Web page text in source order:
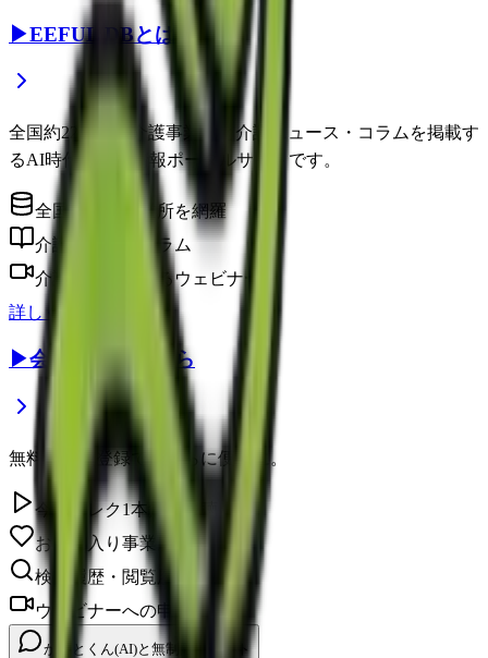
▶EEFUL DBとは？
全国約22万件の介護事業所と介護ニュース・コラムを掲載す
るAI時代の介護情報ポータルサイトです。
全国の介護事業所を網羅
介護に役立つコラム
介護のプロによるウェビナー
詳しく見る
▶会員登録はこちら
無料の会員登録で、さらに便利に。
今日のレク1本無料視聴
お気に入り事業所を保存
検索履歴・閲覧履歴の確認
ウェビナーへの申し込み
かいとくん(AI)と無制限チャット